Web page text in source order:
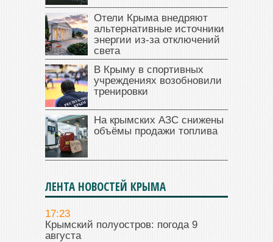
Отели Крыма внедряют
альтернативные источники
энергии из-за отключений
света
В Крыму в спортивных
учреждениях возобновили
тренировки
На крымских АЗС снижены
объёмы продажи топлива
ЛЕНТА НОВОСТЕЙ КРЫМА
17:23
Крымский полуостров: погода 9
августа